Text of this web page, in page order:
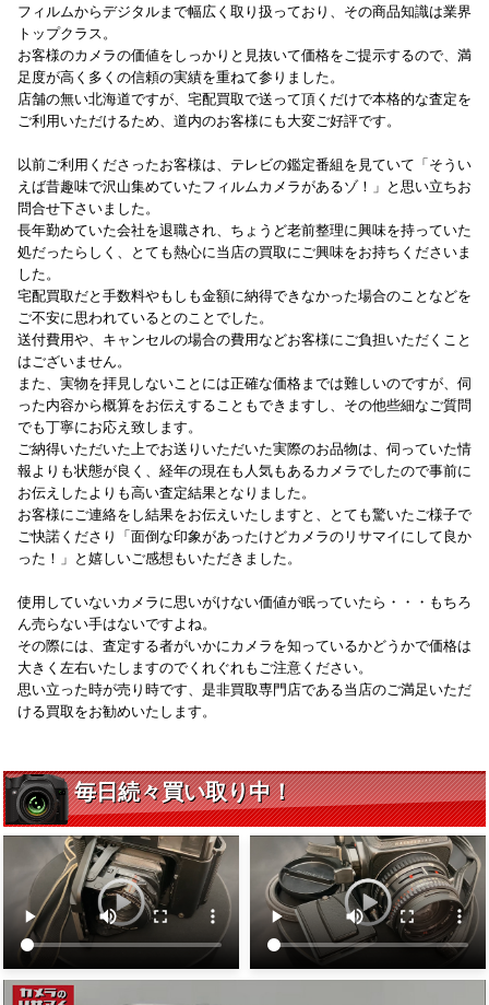
フィルムからデジタルまで幅広く取り扱っており、その商品知識は業界
トップクラス。
お客様のカメラの価値をしっかりと見抜いて価格をご提示するので、満
足度が高く多くの信頼の実績を重ねて参りました。
店舗の無い北海道ですが、宅配買取で送って頂くだけで本格的な査定を
ご利用いただけるため、道内のお客様にも大変ご好評です。
以前ご利用くださったお客様は、テレビの鑑定番組を見ていて「そうい
えば昔趣味で沢山集めていたフィルムカメラがあるゾ！」と思い立ちお
問合せ下さいました。
長年勤めていた会社を退職され、ちょうど老前整理に興味を持っていた
処だったらしく、とても熱心に当店の買取にご興味をお持ちくださいま
した。
宅配買取だと手数料やもしも金額に納得できなかった場合のことなどを
ご不安に思われているとのことでした。
送付費用や、キャンセルの場合の費用などお客様にご負担いただくこと
はございません。
また、実物を拝見しないことには正確な価格までは難しいのですが、伺
った内容から概算をお伝えすることもできますし、その他些細なご質問
でも丁寧にお応え致します。
ご納得いただいた上でお送りいただいた実際のお品物は、伺っていた情
報よりも状態が良く、経年の現在も人気もあるカメラでしたので事前に
お伝えしたよりも高い査定結果となりました。
お客様にご連絡をし結果をお伝えいたしますと、とても驚いたご様子で
ご快諾くださり「面倒な印象があったけどカメラのリサマイにして良か
った！」と嬉しいご感想もいただきました。
使用していないカメラに思いがけない価値が眠っていたら・・・もちろ
ん売らない手はないですよね。
その際には、査定する者がいかにカメラを知っているかどうかで価格は
大きく左右いたしますのでくれぐれもご注意ください。
思い立った時が売り時です、是非買取専門店である当店のご満足いただ
ける買取をお勧めいたします。